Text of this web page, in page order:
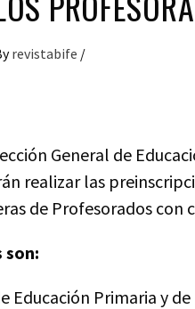
revistabife /
General de
realizar las
de Profesorados con
son:
Educación Primaria y